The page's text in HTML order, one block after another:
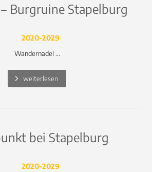
Burgruine Stapelburg
2020-2029
Wandernadel ...
weiterlesen
bei Stapelburg
2020-2029